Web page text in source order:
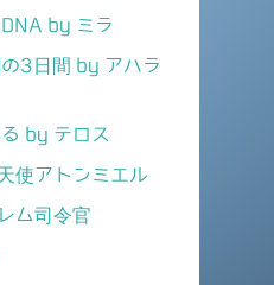
by ミラ
3日間 by アハラ
by テロス
使アトンミエル
ム司令官